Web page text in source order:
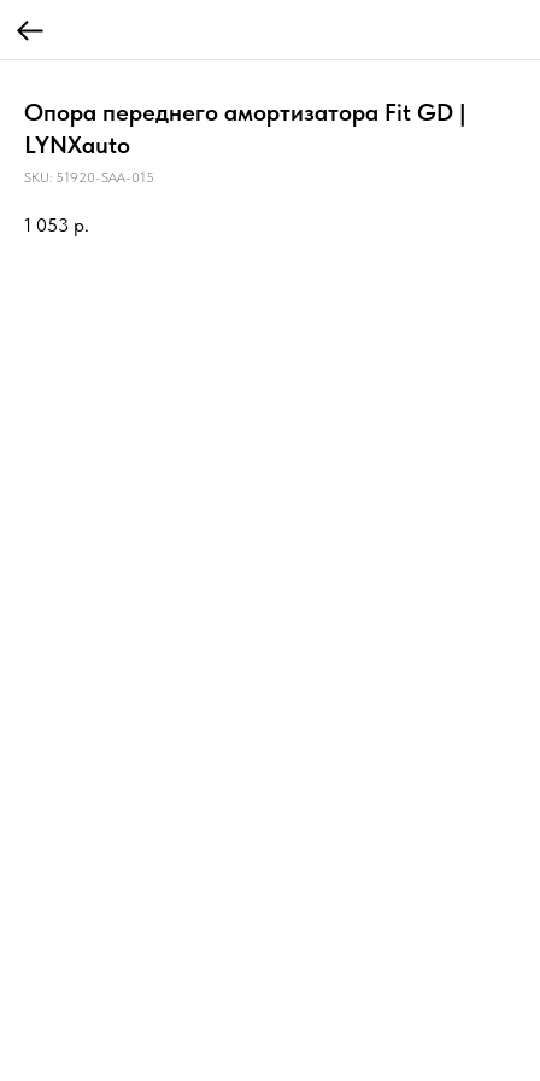
Опора переднего амортизатора Fit GD |
LYNXauto
SKU: 51920-SAA-015
1 053 р.